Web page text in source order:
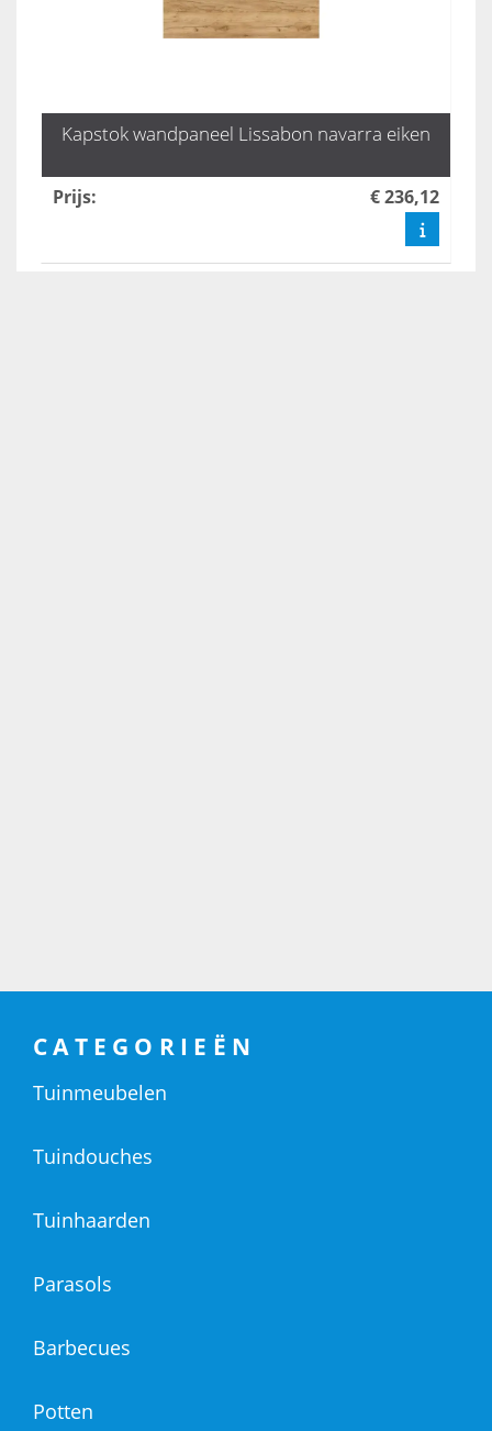
Kapstok wandpaneel Lissabon navarra eiken
Prijs: € 236,12
CATEGORIEËN
Tuinmeubelen
Tuindouches
Tuinhaarden
Parasols
Barbecues
Potten